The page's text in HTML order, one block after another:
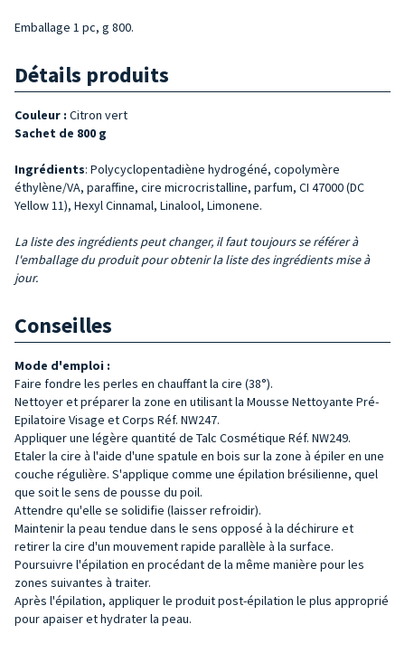
Emballage 1 pc, g 800.
Détails produits
Couleur : Citron vert
Sachet de 800 g
Ingrédients: Polycyclopentadiène hydrogéné, copolymère
éthylène/VA, paraffine, cire microcristalline, parfum, CI 47000 (DC
Yellow 11), Hexyl Cinnamal, Linalool, Limonene.
La liste des ingrédients peut changer, il faut toujours se référer à
l'emballage du produit pour obtenir la liste des ingrédients mise à
jour.
Conseilles
Mode d'emploi :
Faire fondre les perles en chauffant la cire (38°).
Nettoyer et préparer la zone en utilisant la Mousse Nettoyante Pré-
Epilatoire Visage et Corps Réf. NW247.
Appliquer une légère quantité de Talc Cosmétique Réf. NW249.
Etaler la cire à l'aide d'une spatule en bois sur la zone à épiler en une
couche régulière. S'applique comme une épilation brésilienne, quel
que soit le sens de pousse du poil.
Attendre qu'elle se solidifie (laisser refroidir).
Maintenir la peau tendue dans le sens opposé à la déchirure et
retirer la cire d'un mouvement rapide parallèle à la surface.
Poursuivre l'épilation en procédant de la même manière pour les
zones suivantes à traiter.
Après l'épilation, appliquer le produit post-épilation le plus approprié
pour apaiser et hydrater la peau.